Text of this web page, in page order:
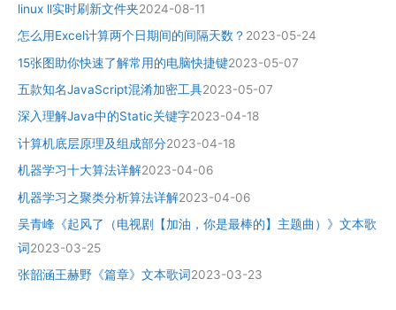
linux ll实时刷新文件夹2024-08-11
怎么用Excel计算两个日期间的间隔天数？ 2023-05-24
15张图助你快速了解常用的电脑快捷键2023-05-07
五款知名JavaScript混淆加密工具2023-05-07
深入理解Java中的Static关键字2023-04-18
计算机底层原理及组成部分2023-04-18
机器学习十大算法详解2023-04-06
机器学习之聚类分析算法详解2023-04-06
吴青峰《起风了（电视剧【加油，你是最棒的】主题曲）》文本歌
词2023-03-25
张韶涵王赫野《篇章》文本歌词2023-03-23